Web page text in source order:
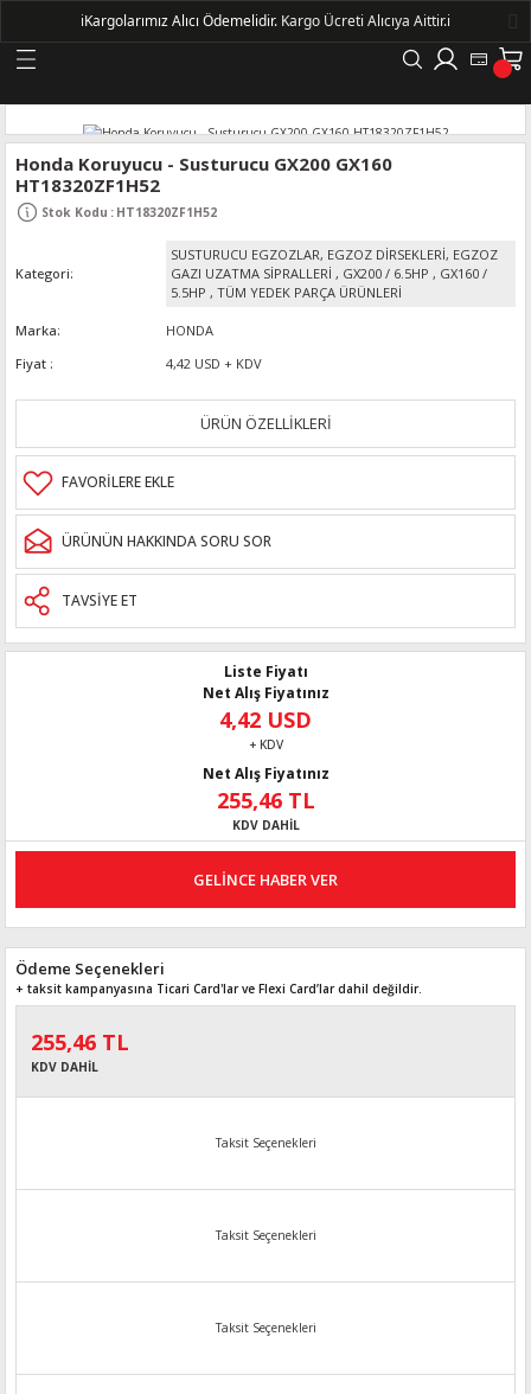
Geri Dön
KASNAKLI ALTERNATÖRLER - 1500
Honda Koruyucu - Susturucu GX200 GX160
HT18320ZF1H52
Stok Kodu : HT18320ZF1H52
Kategori
SUSTURUCU EGZOZLAR, EGZOZ DİRSEKLERİ, EGZOZ
GAZI UZATMA SİPRALLERİ , GX200 / 6.5HP , GX160 /
5.5HP , TÜM YEDEK PARÇA ÜRÜNLERİ
Marka
HONDA
Fiyat
4,42 USD + KDV
ÜRÜN ÖZELLİKLERİ
ÜRÜNÜN HAKKINDA SORU SOR
TAVSİYE ET
Liste Fiyatı
Net Alış Fiyatınız
4,42 USD
+ KDV
Net Alış Fiyatınız
255,46 TL
KDV DAHİL
GELİNCE HABER VER
Ödeme Seçenekleri
+ taksit kampanyasına Ticari Card'lar ve Flexi Card’lar dahil değildir.
255,46 TL
KDV DAHİL
Taksit Seçenekleri
Taksit Seçenekleri
Taksit Seçenekleri
ℹ️Kargolarımız Alıcı Ödemelidir. Kargo Ücreti Alıcıya Aittir.ℹ️